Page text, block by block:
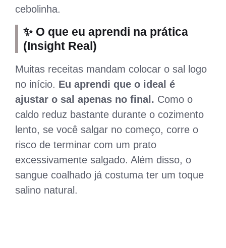
cebolinha.
✨ O que eu aprendi na prática
(Insight Real)
Muitas receitas mandam colocar o sal logo
no início. Eu aprendi que o ideal é
ajustar o sal apenas no final. Como o
caldo reduz bastante durante o cozimento
lento, se você salgar no começo, corre o
risco de terminar com um prato
excessivamente salgado. Além disso, o
sangue coalhado já costuma ter um toque
salino natural.